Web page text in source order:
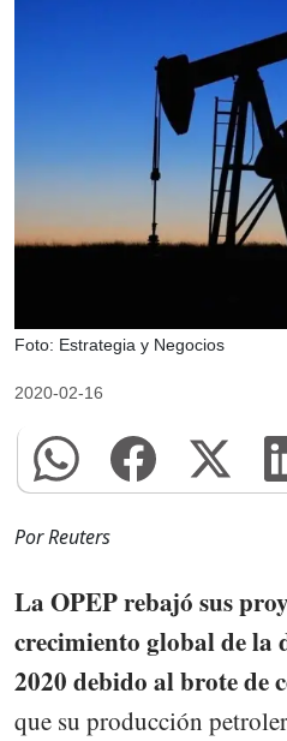
Foto: Estrategia y Negocios
2020-02-16
Por Reuters
La OPEP rebajó sus
crecimiento global de la
2020 debido al brote de
que su producción